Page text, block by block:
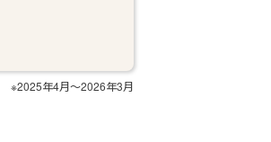
※2025年4月～2026年3月